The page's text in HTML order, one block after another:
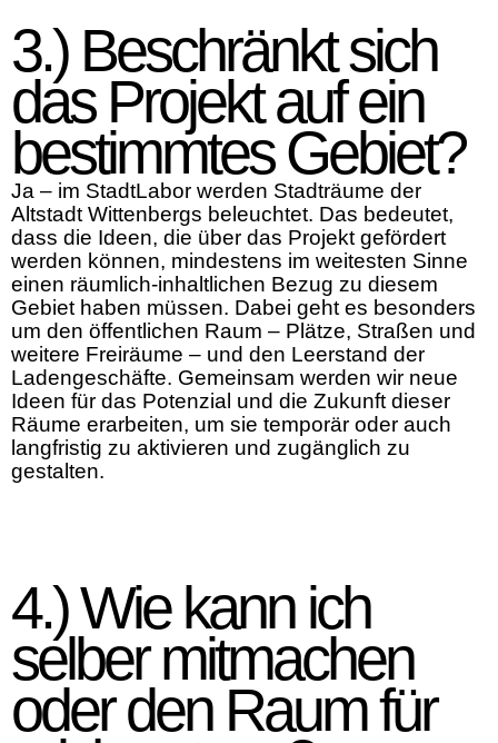
3.) Beschränkt sich
das Projekt auf ein
bestimmtes Gebiet?
Ja – im StadtLabor werden Stadträume der
Altstadt Wittenbergs beleuchtet. Das bedeutet,
dass die Ideen, die über das Projekt gefördert
werden können, mindestens im weitesten Sinne
einen räumlich-inhaltlichen Bezug zu diesem
Gebiet haben müssen. Dabei geht es besonders
um den öffentlichen Raum – Plätze, Straßen und
weitere Freiräume – und den Leerstand der
Ladengeschäfte. Gemeinsam werden wir neue
Ideen für das Potenzial und die Zukunft dieser
Räume erarbeiten, um sie temporär oder auch
langfristig zu aktivieren und zugänglich zu
gestalten.
4.) Wie kann ich
selber mitmachen
oder den Raum für